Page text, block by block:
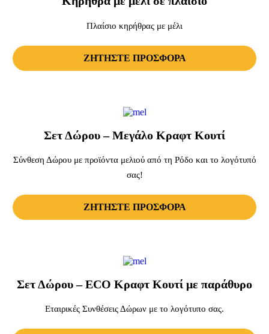
Πλαίσιο κηρήθρας με μέλι
ΖΗΤΗΣΤΕ ΠΡΟΣΦΟΡΑ
Σετ Δώρου – Μεγάλο Κραφτ Κουτί
Σύνθεση Δώρου με προϊόντα μελιού από τη Ρόδο και το λογότυπό
σας!
ΖΗΤΗΣΤΕ ΠΡΟΣΦΟΡΑ
Σετ Δώρου – ECO Κραφτ Κουτί με παράθυρο
Εταιρικές Συνθέσεις Δώρων με το λογότυπο σας.